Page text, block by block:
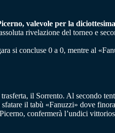
valevole per la
rivelazione del torneo e
si concluse 0 a 0, mentre al
il Sorrento. Al secondo
il tabù «Fanuzzi» dove
confermerà l’undici